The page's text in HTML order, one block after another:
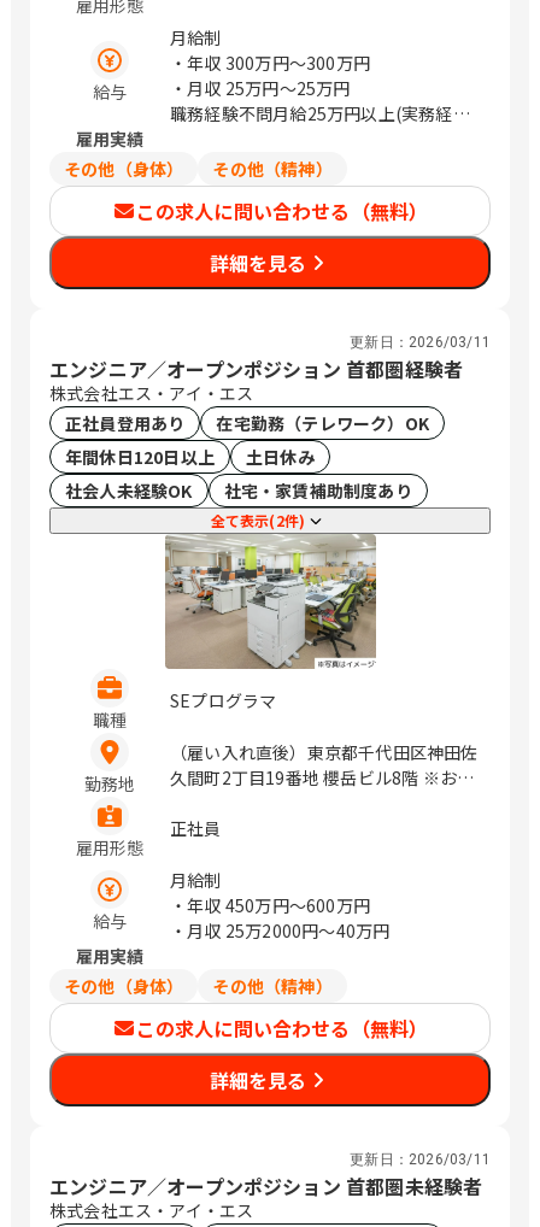
深谷市国済寺町26-6 埼玉県さいたま市
見沼区大字丸ヶ崎995 埼玉県さいたま市
緑区三室1215-1 埼玉県さいたま市北区
日進町1-456-1 埼玉県さいたま市桜区町
合2-3-1 埼玉県春日部市永沼向通1861-1
埼玉県草加市北谷1-27-21 埼玉県川越市
山田1652-1 埼玉県川越市中台南2-10-1
千葉県千葉市中央区川崎町1-34 GLOBO
千葉県柏市若柴2-1 千葉県成田市美郷台
1-19-1 東京都大田区大森東3-28-1 東京
田給3-1-1 東京都小平市花小金井3-18-2
東京都昭島市武蔵野2-9-3 1F 東京都八
王子市松木33-13 東京都町田市鶴間1-1-
38 神奈川県厚木市林5-7-2 神奈川県秦
野市尾尻878 神奈川県茅ヶ崎市本村2-1-
11 / 水戸、荒川沖、鶴田、宇都宮、新伊
勢崎、吹上、深谷、東大宮、北浦和、日
進、西浦和、北与野、藤の牛島、本川
越、南大塚、蘇我、柏の葉キャンパス、
成田、大森町、野方、飛田給、花小金
井、昭島、京王堀之内、南町田グランベ
リーパーク、本厚木、秦野、北茅ケ崎
雇用形態
給与
月給制
・年収 300万円〜300万円
・月収 25万円〜25万円
職務経験不問月給25万円以上(実務経験
雇用実績
その他（身体）
その他（精神）
この求人に問い合わせる（無料）
詳細を見る
更新日： 2026/03/11
エンジニア／オープンポジション 首都圏経験者
株式会社エス・アイ・エス
正社員登用あり
在宅勤務（テレワーク）OK
年間休日120日以上
土日休み
社会人未経験OK
社宅・家賃補助制度あり
全て表示(2件)
職種
SEプログラマ
勤務地
（雇い入れ直後）東京都千代田区神田佐
久間町2丁目19番地 櫻岳ビル8階 ※お客
住地を考慮して無理のない範囲で常駐先
雇用形態
正社員
給与
月給制
・年収 450万円〜600万円
・月収 25万2000円〜40万円
雇用実績
その他（身体）
その他（精神）
この求人に問い合わせる（無料）
詳細を見る
更新日： 2026/03/11
エンジニア／オープンポジション 首都圏未経験者
株式会社エス・アイ・エス